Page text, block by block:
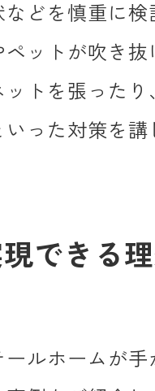
などを慎重に
ットが吹き
トを張った
った対策を
できる
ールホームが